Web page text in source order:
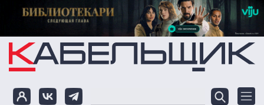
Перейти к основному содержанию